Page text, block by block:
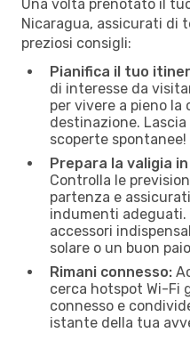
Una volta prenotato il
Nicaragua, assicurati di
preziosi consigli:
Pianifica il tuo
di interesse da
per vivere a pieno
destinazione. Lascia
scoperte spontanee!
Prepara la valigia
Controlla le
partenza e
indumenti
accessori
solare o un buon
Rimani connesso:
cerca hotspot Wi-Fi
connesso e
istante della tua